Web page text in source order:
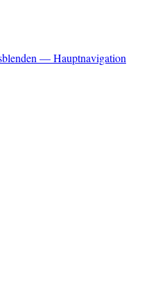
— Hauptnavigation